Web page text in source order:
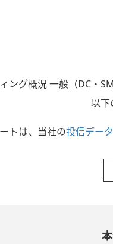
ィング概況 一般（DC・
以下
トは、当社の投信デー